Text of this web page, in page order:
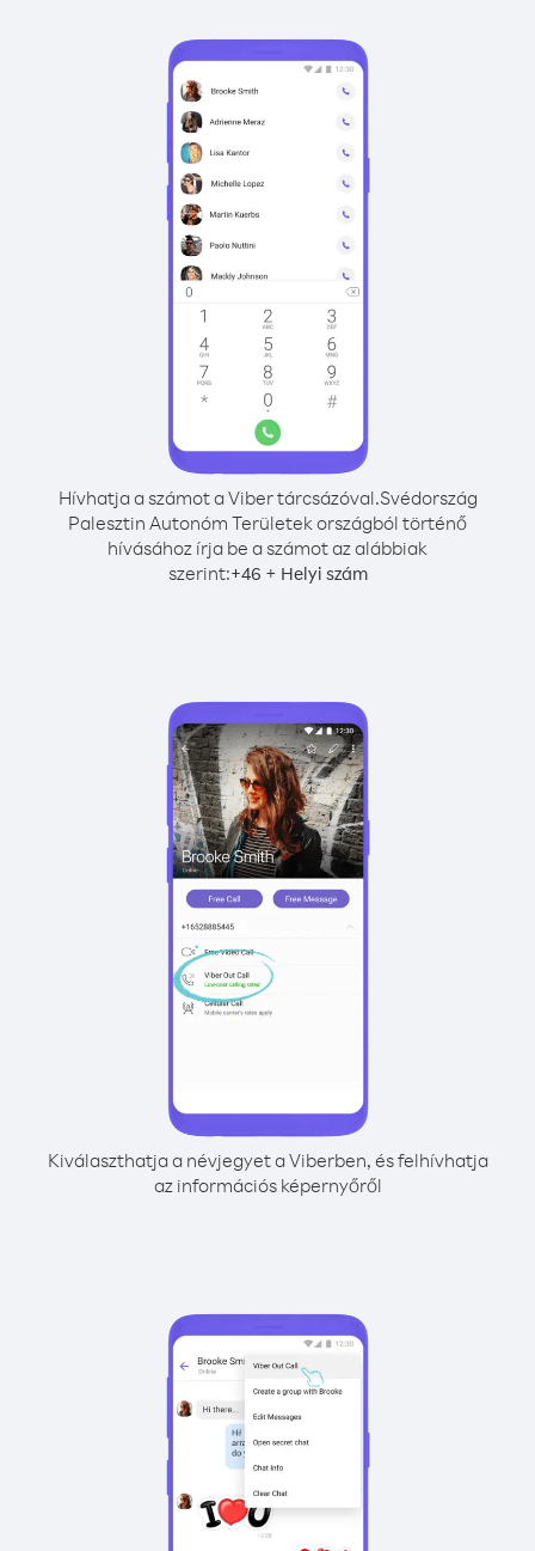
Hívhatja a számot a Viber tárcsázóval.Svédország
Palesztin Autonóm Területek országból történő
hívásához írja be a számot az alábbiak
szerint:+46 + Helyi szám
Kiválaszthatja a névjegyet a Viberben, és felhívhatja
az információs képernyőről